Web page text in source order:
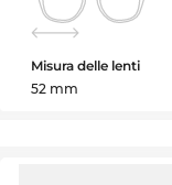
Misura delle lenti
52 mm